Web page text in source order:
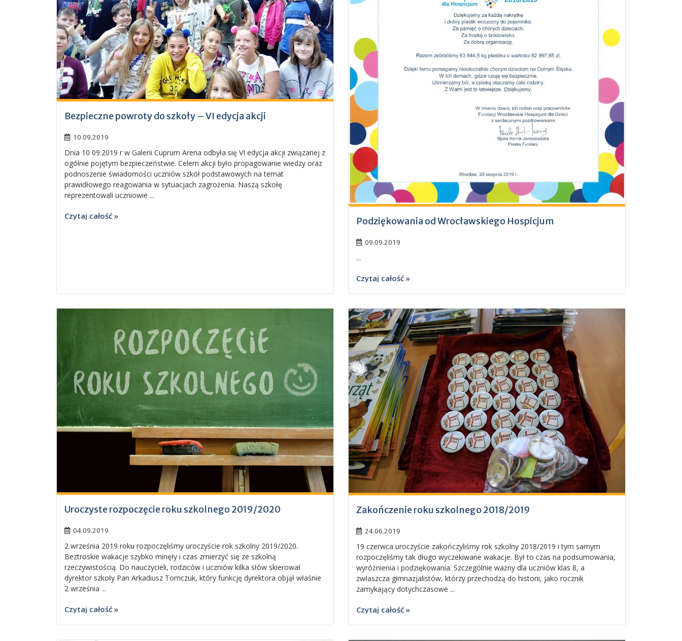
Bezpieczne powroty do szkoły – VI edycja akcji
10.09.2019
Dnia 10 09.2019 r w Galerii Cuprum Arena odbyła się VI edycja akcji związanej z
ogólnie pojętym bezpieczeństwie. Celem akcji było propagowanie wiedzy oraz
podnoszenie świadomości uczniów szkół podstawowych na temat
prawidłowego reagowania w sytuacjach zagrożenia. Naszą szkołę
reprezentowali uczniowie ...
Czytaj całość » Podziękowania od Wrocławskiego Hospicjum
09.09.2019
...
Czytaj całość »
Uroczyste rozpoczęcie roku szkolnego 2019/2020
04.09.2019
2 września 2019 roku rozpoczęliśmy uroczyście rok szkolny 2019/2020.
Beztroskie wakacje szybko minęły i czas zmierzyć się ze szkolną
rzeczywistością. Do nauczycieli, rodziców i uczniów kilka słów skierował
dyrektor szkoły Pan Arkadiusz Tomczuk, który funkcję dyrektora objął właśnie
2 września ...
Czytaj całość »
Zakończenie roku szkolnego 2018/2019
24.06.2019
19 czerwca uroczyście zakończyliśmy rok szkolny 2018/2019 i tym samym
rozpoczęliśmy tak długo wyczekiwane wakacje. Był to czas na podsumowania,
wyróżnienia i podziękowania. Szczególnie ważny dla uczniów klas 8, a
zwłaszcza gimnazjalistów, którzy przechodzą do historii, jako rocznik
zamykający dotychczasowe ...
Czytaj całość »